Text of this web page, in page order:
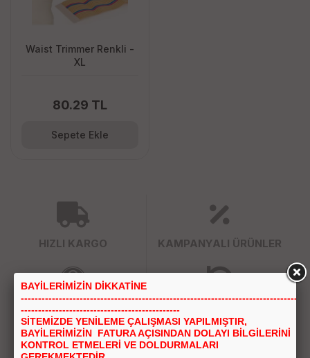
Waist Trimmer Renkli -
XL
80.29 TL
Sepete Ekle
HIZLI KARGO KAMPANYALI ÜRÜNLER
GÜVENLİ ÖDEME
BAYİLERİMİZİN DİKKATİNE
---------------------------------------------------------------------------------
----------------------------------------------
SİTEMİZDE YENİLEME ÇALIŞMASI YAPILMIŞTIR,
BAYİLERİMİZİN FATURA AÇISINDAN DOLAYI BİLGİLERİNİ
KONTROL ETMELERİ VE DOLDURMALARI